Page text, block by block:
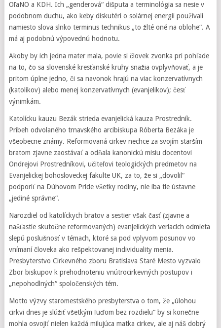
OľaNO a KDH. Ich „genderová“ dišputa a terminológia sa nesie v
podobnom duchu, ako keby diskutéri o solárnej energii používali
namiesto slova slnko terminus technikus „to žlté oné na oblohe“. A
má aj podobnú výpovednú hodnotu.
Akoby by ich jedna mater mala, povie si človek zvonka pri pohľade
na to, čo sa slovenské kresťanské kruhy snažia ovplyvňovať, a je
pritom úplne jedno, či sa navonok hrajú na viac konzervatívnych
(katolíkov) alebo menej konzervatívnych (evanjelikov); česť
výnimkám.
Katolícku kauzu Bezák strieda evanjelická kauza Prostredník.
Príbeh odvolaného trnavského arcibiskupa Róberta Bezáka je
všeobecne známy. Reformovaná cirkev nechce za svojím starším
bratom zjavne zaostávať a odňala kanonickú misiu docentovi
Ondrejovi Prostredníkovi, učiteľovi teologických predmetov na
Evanjelickej bohosloveckej fakulte UK, za to, že si „dovolil“
podporiť na Dúhovom Pride všetky rodiny, nie iba tie ústavne
„jediné správne“.
Narozdiel od katolíckych bratov a sestier však časť (zjavne a
našťastie skutočne reformovaných) evanjelických veriacich odmieta
slepú poslušnosť v témach, ktoré sa pod vplyvom posunov vo
vnímaní človeka ako rešpektovanej individuality menia.
Presbyterstvo Cirkevného zboru Bratislava Staré Mesto vyzvalo
Zbor biskupov k prehodnoteniu vnútrocirkevných postupov i
„nepohodlných“ spoločenských tém.
Motto výzvy staromestského presbyterstva o tom, že „úlohou
cirkvi dnes je slúžiť všetkým ľuďom bez rozdielu“ by si konečne
mohla osvojiť nielen každá milujúca matka cirkev, ale aj náš dobrý